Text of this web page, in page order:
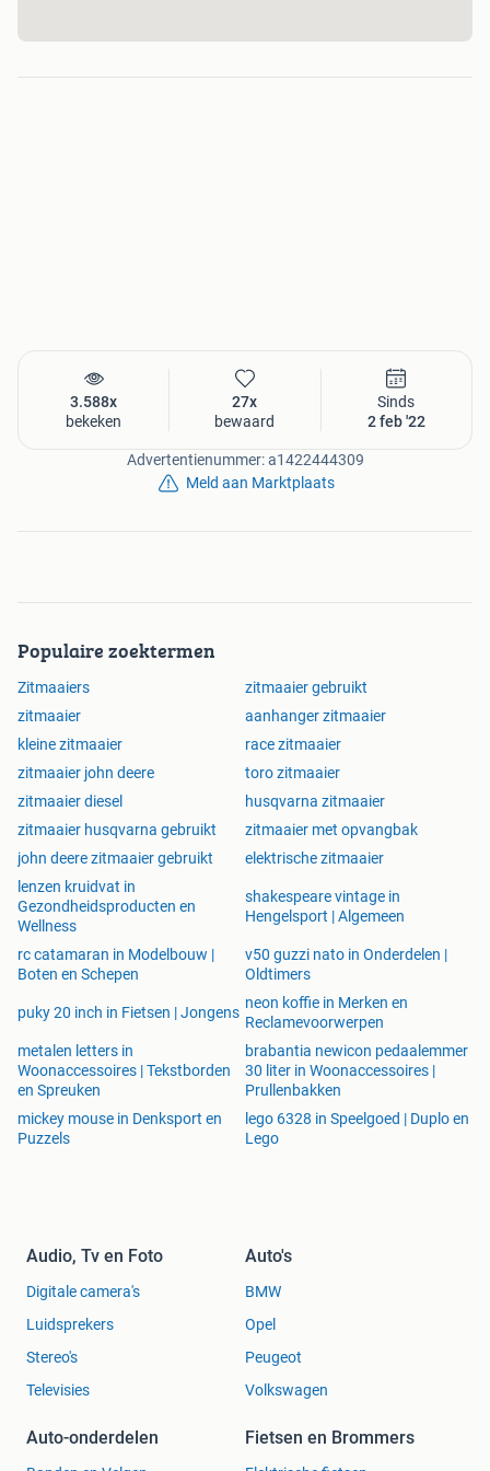
Bolens (Pre-MTD (pre-2001) Tractor Models
Notes Photo
Bolens DGT1700 17 hp Mitsubishi Bolens DGT1700.jpg
Bolens EK-7 7 hp (5.2 kW) Wisconsin
Bolens EK-10 10 hp (7.5 kW) Wisconsin
Bolens G9 9 hp (6.7 kW) Briggs & Stratton
3.588x
bekeken
27x
bewaard
Sinds
2 feb '22
Advertentienummer: a1422444309
Meld aan Marktplaats
Populaire zoektermen
Zitmaaiers
zitmaaier gebruikt
zitmaaier
aanhanger zitmaaier
kleine zitmaaier
race zitmaaier
zitmaaier john deere
toro zitmaaier
zitmaaier diesel
husqvarna zitmaaier
zitmaaier husqvarna gebruikt
zitmaaier met opvangbak
john deere zitmaaier gebruikt
elektrische zitmaaier
lenzen kruidvat in
Gezondheidsproducten en
Wellness
shakespeare vintage in
Hengelsport | Algemeen
rc catamaran in Modelbouw |
Boten en Schepen
v50 guzzi nato in Onderdelen |
Oldtimers
puky 20 inch in Fietsen | Jongens
neon koffie in Merken en
Reclamevoorwerpen
metalen letters in
Woonaccessoires | Tekstborden
en Spreuken
brabantia newicon pedaalemmer
30 liter in Woonaccessoires |
Prullenbakken
mickey mouse in Denksport en
Puzzels
lego 6328 in Speelgoed | Duplo en
Lego
Audio, Tv en Foto
Digitale camera's
Luidsprekers
Stereo's
Televisies
Auto's
BMW
Opel
Peugeot
Volkswagen
Auto-onderdelen Fietsen en Brommers